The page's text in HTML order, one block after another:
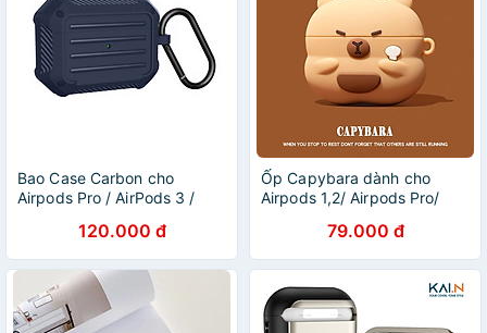
Bao Case Carbon cho
Airpods Pro / AirPods 3 /
120.000 đ
Ốp Capybara dành cho
Airpods 1,2/ Airpods Pro/
Trend- Hàng chính hãng
79.000 đ